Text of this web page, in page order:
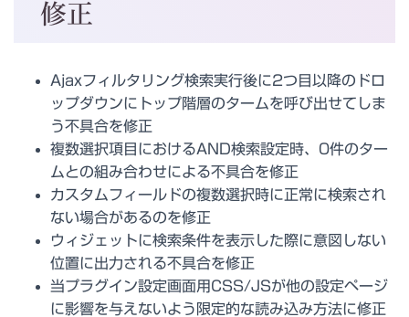
修正
Ajaxフィルタリング検索実行後に2つ目以降のドロ
ップダウンにトップ階層のタームを呼び出せてしま
う不具合を修正
複数選択項目におけるAND検索設定時、0件のター
ムとの組み合わせによる不具合を修正
カスタムフィールドの複数選択時に正常に検索され
ない場合があるのを修正
ウィジェットに検索条件を表示した際に意図しない
位置に出力される不具合を修正
当プラグイン設定画面用CSS/JSが他の設定ページ
に影響を与えないよう限定的な読み込み方法に修正